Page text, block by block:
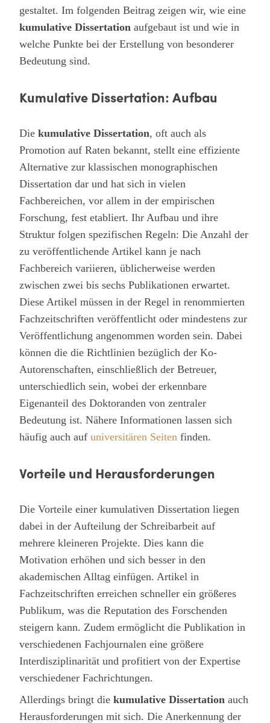
gestaltet. Im folgenden Beitrag zeigen wir, wie eine
kumulative Dissertation aufgebaut ist und wie in
welche Punkte bei der Erstellung von besonderer
Bedeutung sind.
Kumulative Dissertation: Aufbau
Die kumulative Dissertation, oft auch als
Promotion auf Raten bekannt, stellt eine effiziente
Alternative zur klassischen monographischen
Dissertation dar und hat sich in vielen
Fachbereichen, vor allem in der empirischen
Forschung, fest etabliert. Ihr Aufbau und ihre
Struktur folgen spezifischen Regeln: Die Anzahl der
zu veröffentlichende Artikel kann je nach
Fachbereich variieren, üblicherweise werden
zwischen zwei bis sechs Publikationen erwartet.
Diese Artikel müssen in der Regel in renommierten
Fachzeitschriften veröffentlicht oder mindestens zur
Veröffentlichung angenommen worden sein. Dabei
können die die Richtlinien bezüglich der Ko-
Autorenschaften, einschließlich der Betreuer,
unterschiedlich sein, wobei der erkennbare
Eigenanteil des Doktoranden von zentraler
Bedeutung ist. Nähere Informationen lassen sich
häufig auch auf universitären Seiten finden.
Vorteile und Herausforderungen
Die Vorteile einer kumulativen Dissertation liegen
dabei in der Aufteilung der Schreibarbeit auf
mehrere kleineren Projekte. Dies kann die
Motivation erhöhen und sich besser in den
akademischen Alltag einfügen. Artikel in
Fachzeitschriften erreichen schneller ein größeres
Publikum, was die Reputation des Forschenden
steigern kann. Zudem ermöglicht die Publikation in
verschiedenen Fachjournalen eine größere
Interdisziplinarität und profitiert von der Expertise
verschiedener Fachrichtungen.
Allerdings bringt die kumulative Dissertation auch
Herausforderungen mit sich. Die Anerkennung der